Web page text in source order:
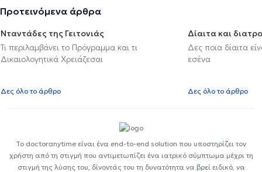
Προτεινόμενα άρθρα
Νταντάδες της Γειτονιάς
Τι περιλαμβάνει το Πρόγραμμα και τι
Δικαιολογητικά Χρειάζεσαι
Δες όλο το άρθρο
Δίαιτα και
Δες ποια δίαιτα
εσένα
Δες όλο το άρθρο
Το doctoranytime είναι ένα end-to-end solution που υποστηρίζει τον
χρήστη από τη στιγμή που αντιμετωπίζει ένα ιατρικό σύμπτωμα μέχρι τη
στιγμή της λύσης του, δίνοντάς του τη δυνατότητα να βρεί ειδικό, να